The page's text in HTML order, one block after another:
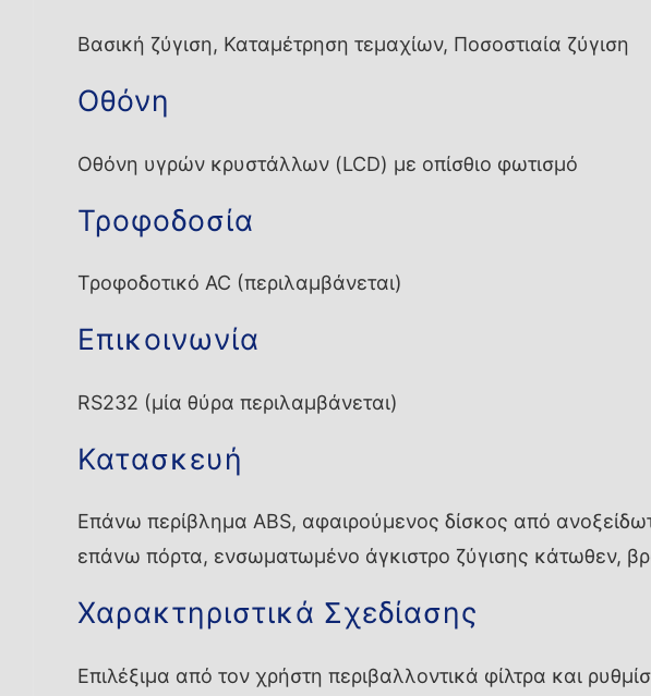
Βασική ζύγιση, Καταμέτρηση τεμαχίων, Ποσοστιαία ζύγιση
Οθόνη
Οθόνη υγρών κρυστάλλων (LCD) με οπίσθιο φωτισμό
Τροφοδοσία
Τροφοδοτικό AC (περιλαμβάνεται)
Επικοινωνία
RS232 (μία θύρα περιλαμβάνεται)
Κατασκευή
Επάνω περίβλημα ABS, αφαιρούμενος δίσκος από
επάνω πόρτα, ενσωματωμένο άγκιστρο ζύγισης κάτωθεν,
Χαρακτηριστικά Σχεδίασης
Επιλέξιμα από τον χρήστη περιβαλλοντικά φίλτρα και